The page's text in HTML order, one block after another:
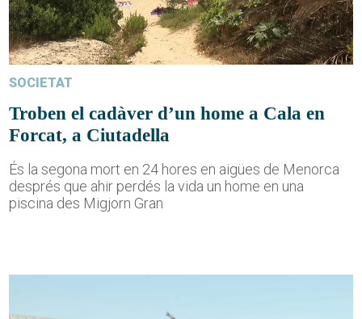
SOCIETAT
Troben el cadàver d’un home a Cala en
Forcat, a Ciutadella
És la segona mort en 24 hores en aigües de Menorca
després que ahir perdés la vida un home en una
piscina des Migjorn Gran